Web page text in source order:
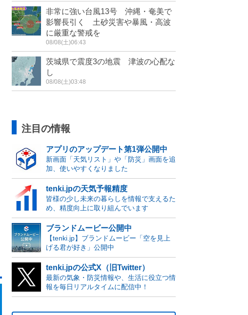
非常に強い台風13号 沖縄・奄美で
影響長引く 土砂災害や暴風・高波
に厳重な警戒を
08/08(土)06:43
茨城県で震度3の地震 津波の心配な
し
08/08(土)03:48
注目の情報
アプリのアップデート第1弾公開中
新画面「天気リスト」や「防災」画面を追
加、使いやすくなりました
tenki.jpの天気予報精度
皆様の少し未来の暮らしを情報で支えるた
め、精度向上に取り組んでいます
ブランドムービー公開中
【tenki.jp】ブランドムービー「空を見上
げる君が好き」公開中
tenki.jpの公式X（旧Twitter）
最新の気象・防災情報や、生活に役立つ情
報を毎日リアルタイムに配信中！